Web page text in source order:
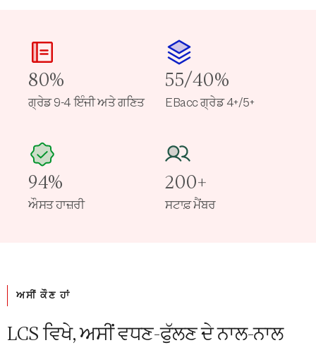
80%
ਗ੍ਰੇਡ 9-4 ਇੰਜੀ ਅਤੇ ਗਣਿਤ
55/40%
EBacc ਗ੍ਰੇਡ 4+/5+
94%
ਔਸਤ ਹਾਜ਼ਰੀ
200+
ਸਟਾਫ਼ ਮੈਂਬਰ
ਅਸੀਂ ਕੌਣ ਹਾਂ
LCS ਵਿਖੇ, ਅਸੀਂ ਵਧਣ-ਫੁੱਲਣ ਦੇ ਨਾਲ-ਨਾਲ